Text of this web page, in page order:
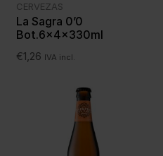
CERVEZAS
La Sagra 0’0
Bot.6x4x330ml
€1,26 IVA incl.